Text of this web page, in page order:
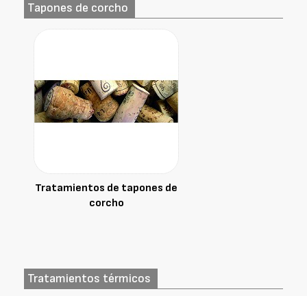
Tapones de corcho
Tratamientos de tapones de
corcho
Tratamientos térmicos